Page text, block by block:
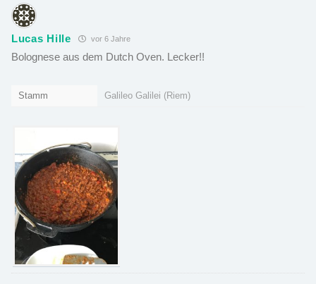
Lucas Hille vor 6 Jahre
Bolognese aus dem Dutch Oven. Lecker!!
Stamm Galileo Galilei (Riem)